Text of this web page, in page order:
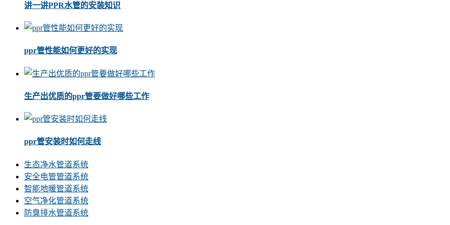
讲一讲PPR水管的安装知识
ppr管性能如何更好的实现
生产出优质的ppr管要做好哪些工作
ppr管安装时如何走线
生态净水管道系统
安全电管管道系统
智能地暖管道系统
空气净化管道系统
防臭排水管道系统